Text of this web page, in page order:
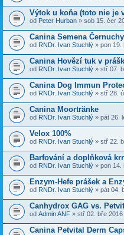
Výtok u koňa (toto nie je
od Peter Hurban » sob 15. čer
Canina Semena
od RNDr. Ivan Stuchlý » pon 19.
Canina Hovězí tuk v
od RNDr. Ivan Stuchlý » stř 07.
Canina Dog Immun
od RNDr. Ivan Stuchlý » stř 28.
Canina Moortränke
od RNDr. Ivan Stuchlý » pát 26.
Velox 100%
od RNDr. Ivan Stuchlý » stř 22.
Barfování a doplňková
od RNDr. Ivan Stuchlý » pon 14.
Enzym-Hefe prášek a
od RNDr. Ivan Stuchlý » pát 04.
Canhydrox GAG vs.
od Admin ANF » stř 02. bře
Canina Petvital Derm